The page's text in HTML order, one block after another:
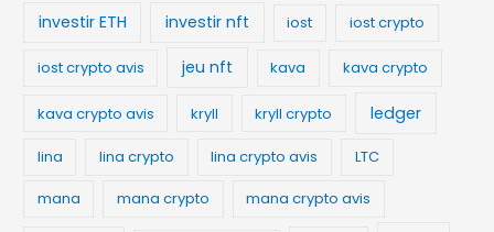
investir ETH investir nft iost iost crypto
iost crypto avis jeu nft kava kava crypto
kava crypto avis kryll kryll crypto ledger
lina lina crypto lina crypto avis
LTC
mana
mana crypto mana crypto avis